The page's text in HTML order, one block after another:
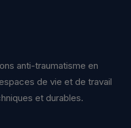
anti-traumatisme en
de vie et de travail
et durables.